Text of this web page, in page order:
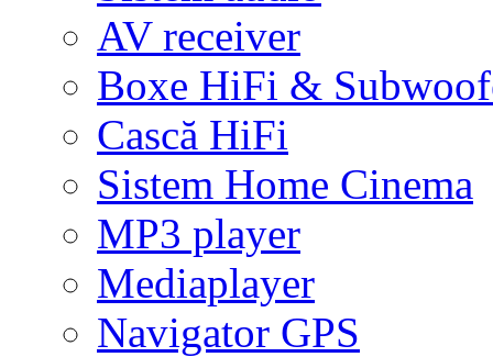
AV receiver
Boxe HiFi &
Cască HiFi
Sistem Home Cinema
MP3 player
Mediaplayer
Navigator GPS